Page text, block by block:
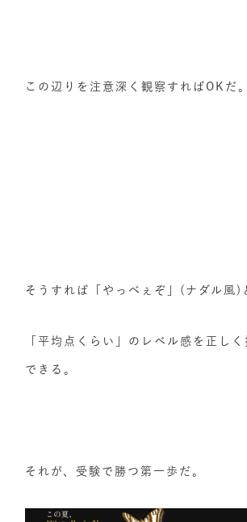
この辺りを注意深く観察すればOKだ。
そうすれば「やっべぇぞ」(ナダル風)
「平均点くらい」のレベル感を正し
できる。
それが、受験で勝つ第一歩だ。